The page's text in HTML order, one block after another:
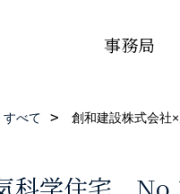
事務局
すべて 創和建設株式会社